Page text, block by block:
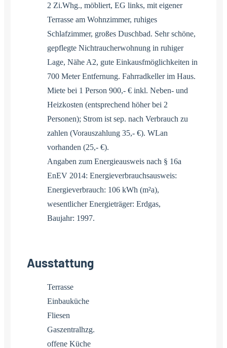
2 Zi.Whg., möbliert, EG links, mit eigener
Terrasse am Wohnzimmer, ruhiges
Schlafzimmer, großes Duschbad. Sehr schöne,
gepflegte Nichtraucherwohnung in ruhiger
Lage, Nähe A2, gute Einkausfmöglichkeiten in
700 Meter Entfernung. Fahrradkeller im Haus.
Miete bei 1 Person 900,- € inkl. Neben- und
Heizkosten (entsprechend höher bei 2
Personen); Strom ist sep. nach Verbrauch zu
zahlen (Vorauszahlung 35,- €). WLan
vorhanden (25,- €).
Angaben zum Energieausweis nach § 16a
EnEV 2014: Energieverbrauchsausweis:
Energieverbrauch: 106 kWh (m²a),
wesentlicher Energieträger: Erdgas,
Baujahr: 1997.
Ausstattung
Terrasse
Einbauküche
Fliesen
Gaszentralhzg.
offene Küche